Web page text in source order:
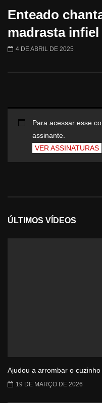
Enteado
madrasta infiel
4 DE ABRIL DE 2025
Para acessar esse
assinante.
VER ASSINATURAS
ÚLTIMOS VÍDEOS
Ajudou a arrombar o
19 DE MARÇO DE 2026